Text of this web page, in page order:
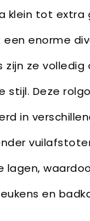
klein tot
een enorme
zijn ze
stijl. Deze
in
lagen,
en